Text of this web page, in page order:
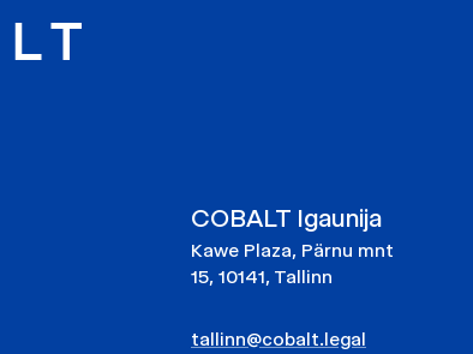
COBALT Igaunija
Kawe Plaza, Pärnu mnt
15, 10141, Tallinn
tallinn@cobalt.legal